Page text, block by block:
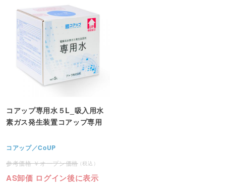
コアップ専用水５L_吸入用水
素ガス発生装置コアップ専用
コアップ／CoUP
オープン価格
AS卸価 ログイン後に表示